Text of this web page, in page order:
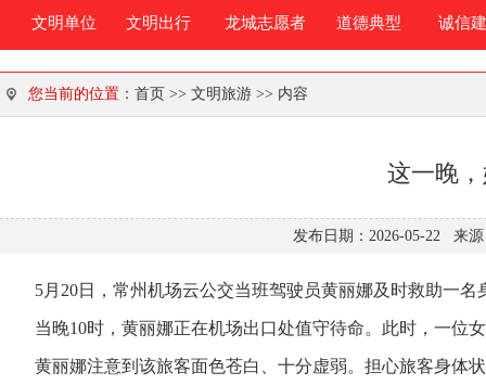
文明单位
文明出行 龙城志愿者 道德典型 诚信
您当前的位置： 首页 >> 文明旅游 >> 内容
这一晚
发布日期：2026-05-22 来
5月20日，常州机场云公交当班驾驶员黄丽娜及时救助一
当晚10时，黄丽娜正在机场出口处值守待命。此时，一位
黄丽娜注意到该旅客面色苍白、十分虚弱。担心旅客身体